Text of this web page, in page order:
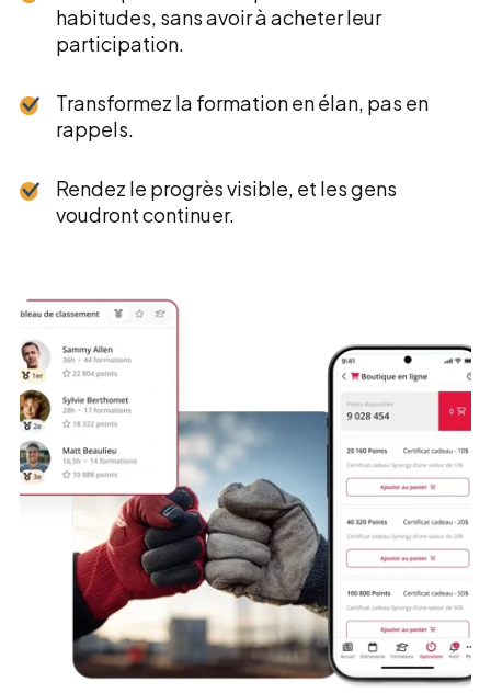
habitudes, sans avoir à acheter leur
participation.
Transformez la formation en élan, pas en
rappels.
Rendez le progrès visible, et les gens
voudront continuer.